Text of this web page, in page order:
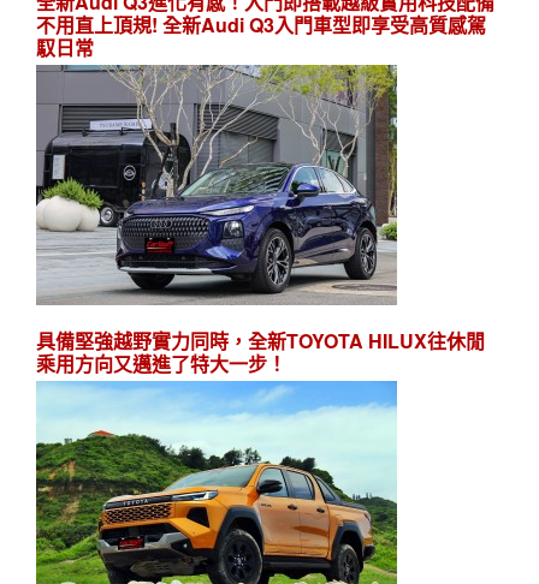
不用直上頂規! 全新Audi Q3入門車型即享受高質感駕
馭日常
具備堅強越野實力同時，全新TOYOTA HILUX往休閒
乘用方向又邁進了特大一步！